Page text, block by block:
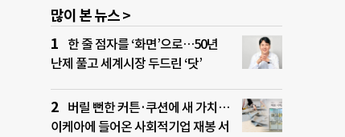
많이 본 뉴스 >
한 줄 점자를 ‘화면’으로…50년
난제 풀고 세계시장 두드린 ‘닷’
버릴 뻔한 커튼·쿠션에 새 가치…
이케아에 들어온 사회적기업 재봉 서